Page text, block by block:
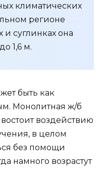
климатических
регионе
и суглинках она
1,6 м.
быть как
Монолитная ж/б
воздействию
в целом
без помощи
намного возрастут